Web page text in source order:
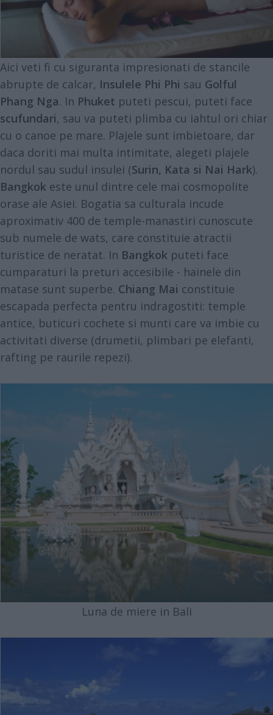
Aici veti fi cu siguranta impresionati de stancile
abrupte de calcar, Insulele Phi Phi sau Golful
Phang Nga. In Phuket puteti pescui, puteti face
scufundari, sau va puteti plimba cu iahtul ori chiar
cu o canoe pe mare. Plajele sunt imbietoare, dar
daca doriti mai multa intimitate, alegeti plajele
nordul sau sudul insulei (Surin, Kata si Nai Hark).
Bangkok este unul dintre cele mai cosmopolite
orase ale Asiei. Bogatia sa culturala incude
aproximativ 400 de temple-manastiri cunoscute
sub numele de wats, care constituie atractii
turistice de neratat. In Bangkok puteti face
cumparaturi la preturi accesibile - hainele din
matase sunt superbe. Chiang Mai constituie
escapada perfecta pentru indragostiti: temple
antice, buticuri cochete si munti care va imbie cu
activitati diverse (drumetii, plimbari pe elefanti,
rafting pe raurile repezi).
Luna de miere in Bali